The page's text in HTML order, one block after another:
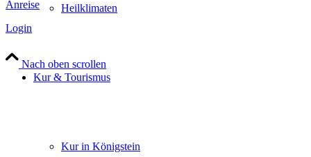
Heilklimaten
Kur & Tourismus
Kur in Königstein
Anreise
Login
Nach oben scrollen